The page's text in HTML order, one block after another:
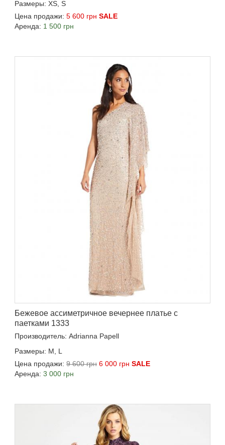
Размеры: XS, S
Цена продажи: 5 600 грн SALE
Аренда: 1 500 грн
Бежевое ассиметричное вечернее платье с
паетками 1333
Производитель: Adrianna Papell
Размеры: M, L
Цена продажи: 9 600 грн 6 000 грн SALE
Аренда: 3 000 грн